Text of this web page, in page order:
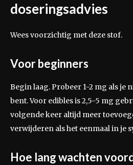
doseringsadvies
Wees voorzichtig met deze stof.
Voor beginners
Begin laag. Probeer 1-2 mg als je
bent. Voor edibles is 2,5-5 mg
volgende keer altijd meer
verwijderen als het eenmaal in je
Hoe lang wachten